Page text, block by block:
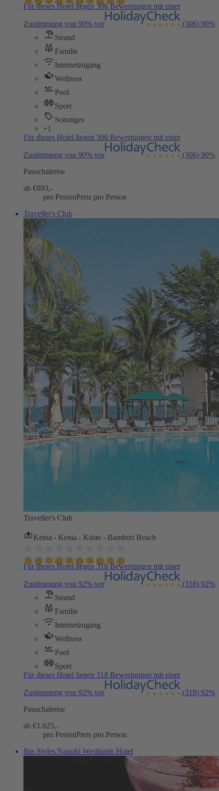
Für dieses Hotel liegen 306 Bewertungen mit einer
Zustimmung von 90% vor (306) 90%
Strand
Familie
Internetzugang
Wellness
Pool
Sport
Sonstiges
+1
Für dieses Hotel liegen 306 Bewertungen mit einer
Zustimmung von 90% vor (306) 90%
Pauschalreise
ab €893,-
pro PersonPreis pro Person
Traveller's Club
Traveller's Club
Kenia - Kenia - Küste - Bamburi Beach
Für dieses Hotel liegen 318 Bewertungen mit einer
Zustimmung von 92% vor (318) 92%
Strand
Familie
Internetzugang
Wellness
Pool
Sport
Für dieses Hotel liegen 318 Bewertungen mit einer
Zustimmung von 92% vor (318) 92%
Pauschalreise
ab €1.025,-
pro PersonPreis pro Person
Ibis Styles Nairobi Westlands Hotel